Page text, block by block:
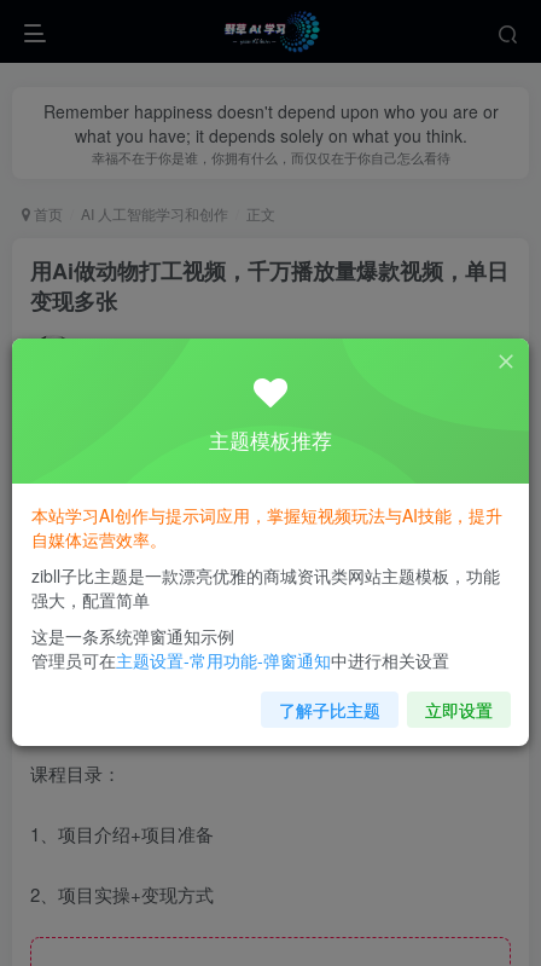
Remember happiness doesn't depend upon who you are or
what you have; it depends solely on what you think.
幸福不在于你是谁，你拥有什么，而仅仅在于你自己怎么看待
首页 AI 人工智能学习和创作 正文
用Ai做动物打工视频，千万播放量爆款视频，单日
变现多张
私信
项目简介：
最近像这种动物打工的视频非常火，有的账号光靠这一个赛
道，赚的“盆满钵满”。每条视频的播放量都在上万以上，视
频内容就是利用AI技术制作一个动物打工接下来我就手把手
课程目录：
1、项目介绍+项目准备
2、项目实操+变现方式
主题模板推荐
本站学习AI创作与提示词应用，掌握短视频玩法与AI技能，提升
自媒体运营效率。
zibll子比主题是一款漂亮优雅的商城资讯类网站主题模板，功能
强大，配置简单
这是一条系统弹窗通知示例
管理员可在主题设置-常用功能-弹窗通知中进行相关设置
了解子比主题 立即设置